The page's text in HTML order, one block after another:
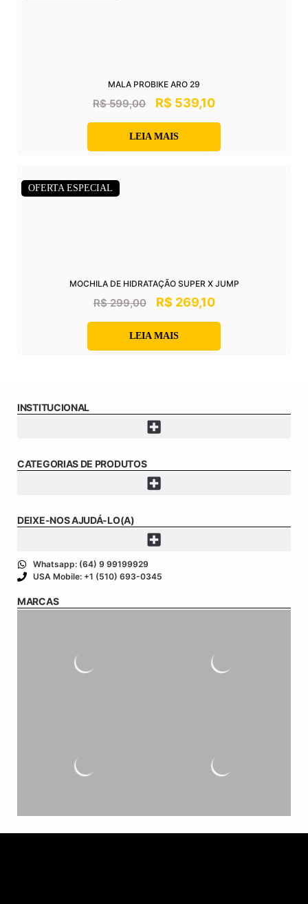
MALA PROBIKE ARO 29
R$599,00 R$ 539,10
LEIA MAIS
OFERTA ESPECIAL
MOCHILA DE HIDRATAÇÃO SUPER X JUMP
R$299,00 R$ 269,10
LEIA MAIS
INSTITUCIONAL
CATEGORIAS DE PRODUTOS
DEIXE-NOS AJUDÁ-LO(A)
Whatsapp: (64) 9 99199929
USA Mobile: +1 (510) 693-0345
MARCAS